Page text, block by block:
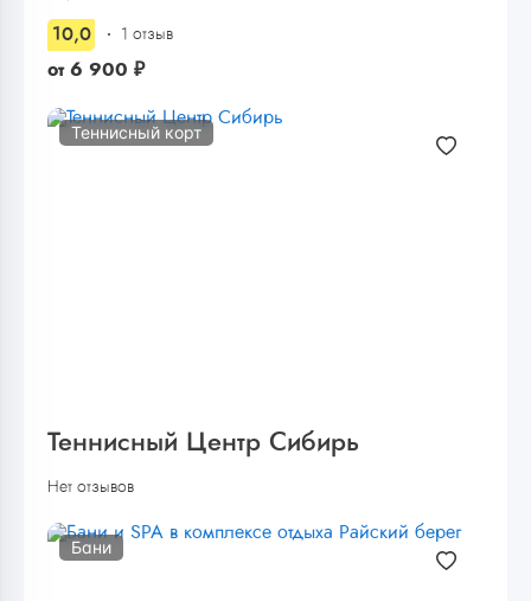
10,0 1 отзыв
от 6 900 ₽
Теннисный корт
Теннисный Центр Сибирь
Нет отзывов
Бани